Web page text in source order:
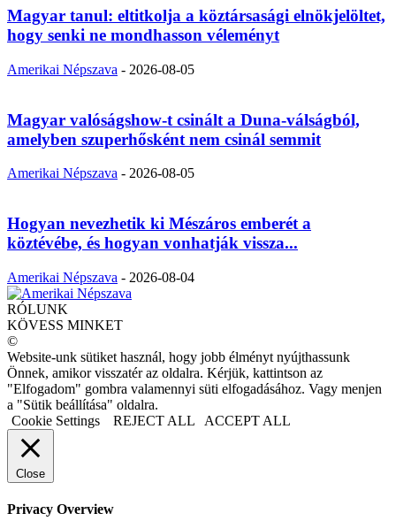
Magyar tanul: eltitkolja a köztársasági elnökjelöltet,
hogy senki ne mondhasson véleményt
Amerikai Népszava - 2026-08-05
Magyar valóságshow-t csinált a Duna-válságból,
amelyben szuperhősként nem csinál semmit
Amerikai Népszava - 2026-08-05
Hogyan nevezhetik ki Mészáros emberét a
köztévébe, és hogyan vonhatják vissza...
Amerikai Népszava - 2026-08-04
RÓLUNK
KÖVESS MINKET
©
Website-unk sütiket használ, hogy jobb élményt nyújthassunk
Önnek, amikor visszatér az oldalra. Kérjük, kattintson az
"Elfogadom" gombra valamennyi süti elfogadásához. Vagy menjen
a "Sütik beállítása" oldalra.
Cookie Settings
REJECT ALL ACCEPT ALL
Close
Privacy Overview